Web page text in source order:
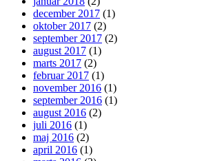
december 2017 (1)
oktober 2017 (2)
september 2017 (2)
august 2017 (1)
marts 2017 (2)
februar 2017 (1)
november 2016 (1)
september 2016 (1)
august 2016 (2)
juli 2016 (1)
maj 2016 (2)
april 2016 (1)